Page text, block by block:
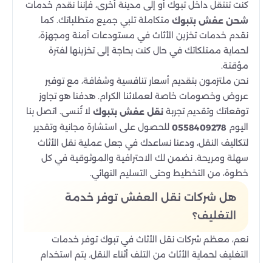
كنت تنتقل داخل تبوك أو إلى مدينة أخرى، فإننا نقدم خدمات
شحن عفش بتبوك متكاملة تلبي جميع متطلباتك. كما
نقدم خدمات تخزين الأثاث في مستودعات آمنة ومجهزة،
لحماية ممتلكاتك في حال كنت بحاجة إلى تخزينها لفترة
مؤقتة.
نحن ملتزمون بتقديم أسعار تنافسية وشفافة، مع توفير
عروض وخصومات خاصة لعملائنا الكرام. هدفنا هو تجاوز
توقعاتك وتقديم تجربة نقل عفش بتبوك لا تُنسى. اتصل بنا
اليوم 0558409278 للحصول على استشارة مجانية وتقدير
لتكاليف النقل، ودعنا نساعدك في جعل عملية نقل الأثاث
سهلة ومريحة. نضمن لك الاحترافية والموثوقية في كل
خطوة، من التخطيط وحتى التسليم النهائي.
هل شركات نقل العفش توفر خدمة
التغليف؟
نعم، معظم شركات نقل الأثاث في تبوك توفر خدمات
التغليف لحماية الأثاث من التلف أثناء النقل. يتم استخدام